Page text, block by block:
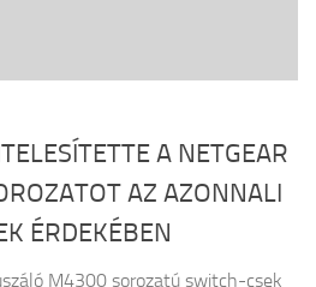
A NETGEAR
AZ AZONNALI
ÉRDEKÉBEN
M4300 sorozatú switch-csek